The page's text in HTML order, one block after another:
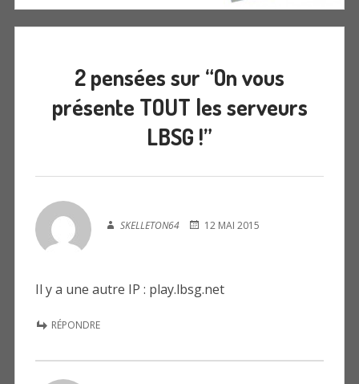
2 pensées sur “On vous
présente TOUT les serveurs
LBSG !”
SKELLETON64 12 MAI 2015
Il y a une autre IP : play.lbsg.net
RÉPONDRE